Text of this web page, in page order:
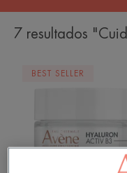
7 resultados
BEST SELLER